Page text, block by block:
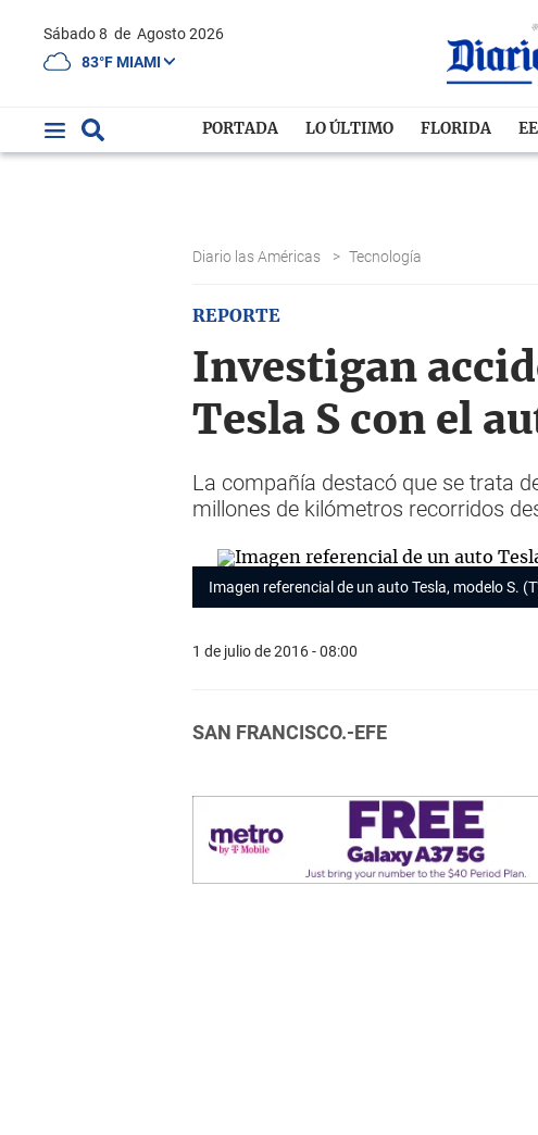
Sábado 8 de Agosto 2026
83°F MIAMI
PORTADA LO ÚLTIMO FLORIDA
Diario las Américas > Tecnología
REPORTE
Investigan
Tesla S con el
La compañía destacó que se trata
millones de kilómetros recorridos
Imagen referencial de un auto Tesla, modelo S.
1 de julio de 2016 - 08:00
SAN FRANCISCO.-EFE